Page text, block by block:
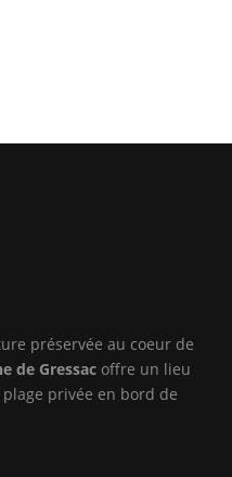
préservée au coeur de
de Gressac offre un lieu
privée en bord de